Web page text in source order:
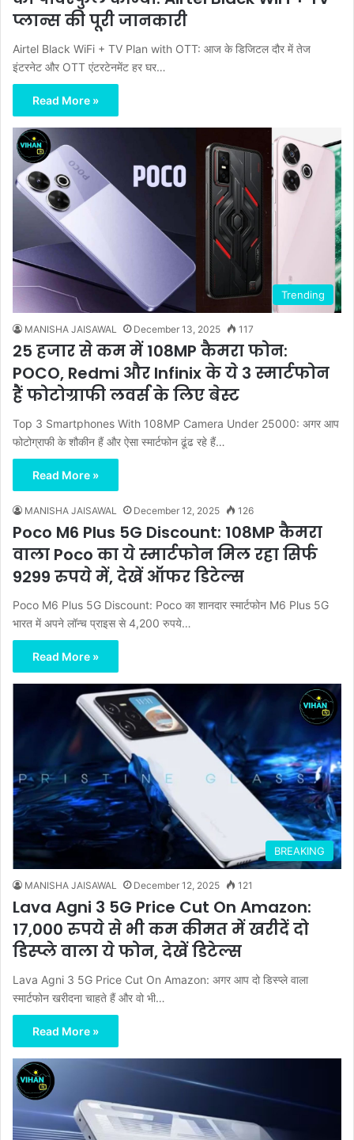
प्लान्स की पूरी जानकारी
Airtel Black WiFi + TV Plan with OTT: आज के डिजिटल दौर में तेज
इंटरनेट और OTT एंटरटेनमेंट हर घर…
Read More »
Trending
MANISHA JAISAWAL December 13, 2025 117
25 हजार से कम में 108MP कैमरा फोन:
POCO, Redmi और Infinix के ये 3 स्मार्टफोन
हैं फोटोग्राफी लवर्स के लिए बेस्ट
Top 3 Smartphones With 108MP Camera Under 25000: अगर आप
फोटोग्राफी के शौकीन हैं और ऐसा स्मार्टफोन ढूंढ रहे हैं…
Read More »
MANISHA JAISAWAL December 12, 2025 126
Poco M6 Plus 5G Discount: 108MP कैमरा
वाला Poco का ये स्मार्टफोन मिल रहा सिर्फ
9299 रुपये में, देखें ऑफर डिटेल्स
Poco M6 Plus 5G Discount: Poco का शानदार स्मार्टफोन M6 Plus 5G
भारत में अपने लॉन्च प्राइस से 4,200 रुपये…
Read More »
BREAKING
MANISHA JAISAWAL December 12, 2025 121
Lava Agni 3 5G Price Cut On Amazon:
17,000 रुपये से भी कम कीमत में खरीदें दो
डिस्प्ले वाला ये फोन, देखें डिटेल्स
Lava Agni 3 5G Price Cut On Amazon: अगर आप दो डिस्प्ले वाला
स्मार्टफोन खरीदना चाहते हैं और वो भी…
Read More »